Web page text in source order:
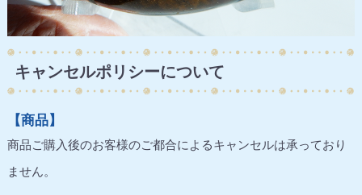
キャンセルポリシーについて
【商品】
商品ご購入後のお客様のご都合によるキャンセルは承っており
ません。